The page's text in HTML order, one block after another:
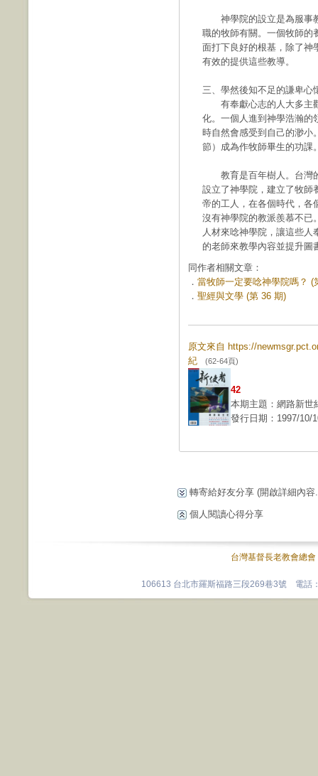
神學院的設立是為服事教
職的牧師有關。一個牧師的
面打下良好的根基，除了神
有效的提供這些教導。
三、學然後知不足的謙卑心
有奉獻心志的人大多主
化。一個人進到神學浩瀚的
時自然會感受到自己的渺小
節）成為作牧師畢生的功課
教育是百年樹人。台灣的
設立了神學院，建立了牧師
帝的工人，在各個時代，各
沒有神學院的教派羨慕不已
人材來唸神學院，讓這些
的老師來教學內容並提升圖
同作者相關文章：
． 當牧師一定要唸神學院嗎？ (
． 聖經與文學 (第 36 期)
原文來自 https://
紀 (62-64頁)
42
本期主題：網路新世
發行日期：1997/10/
轉寄給好友分享 (開啟詳細內容
個人閱讀心得分享
台灣基督長老教會總會
106613 台北市羅斯福路三段269巷3號 電